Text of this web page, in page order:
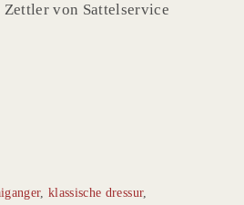
von Sattelservice
,klassische dressur,